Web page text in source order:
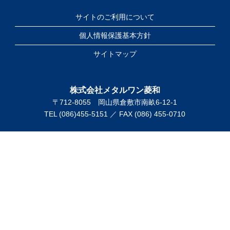
サイトのご利用について
個人情報保護基本方針
サイトマップ
株式会社メタルワン菱和
〒712-8055 岡山県倉敷市南畝6-12-1
TEL (086)455-5151 ／ FAX (086) 455-0710